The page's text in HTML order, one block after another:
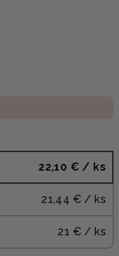
22,10 € / ks
21,44 € / ks
21 € / ks